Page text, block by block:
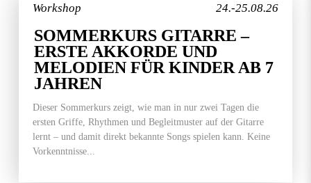
24.-25.08.26
Workshop
SOMMERKURS GITARRE –
ERSTE AKKORDE UND
MELODIEN FÜR KINDER AB 7
JAHREN
Dieser Sommerkurs zeigt, wie man in nur zwei Tagen die
ersten Griffe, Rhythmen und Begleitmuster auf der Gitarre
lernt – und damit direkt bekannte Songs spielen kann. Keine
Vorkenntnisse...